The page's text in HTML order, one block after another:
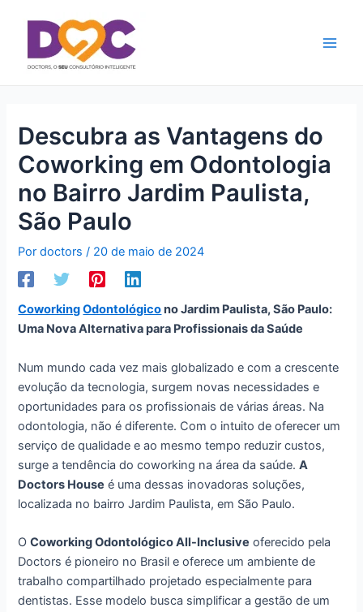
conteúdo
Descubra as Vantagens do
Coworking em Odontologia
no Bairro Jardim Paulista,
São Paulo
Pordoctors/ 20 de maio de 2024
CoworkingOdontológicono Jardim Paulista, São Paulo:
Uma Nova Alternativa para Profissionais da Saúde
Num mundo cada vez mais globalizado e com a crescente
evolução da tecnologia, surgem novas necessidades e
oportunidades para os profissionais de várias áreas. Na
odontologia, não é diferente. Com o intuito de oferecer um
serviço de qualidade e ao mesmo tempo reduzir custos,
surge a tendência do coworking na área da saúde.A
Doctors House é uma dessas inovadoras soluções,
localizada no bairro Jardim Paulista, em São Paulo.
OCoworking Odontológico All-Inclusive oferecido pela
Doctors é pioneiro no Brasil e oferece um ambiente de
trabalho compartilhado projetado especialmente para
dentistas. Esse modelo busca simplificar a gestão de um